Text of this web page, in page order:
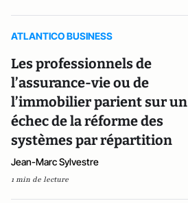
ATLANTICO BUSINESS
Les professionnels de
l’assurance-vie ou de
l’immobilier parient sur un
échec de la réforme des
systèmes par répartition
Jean-Marc Sylvestre
1 min de lecture